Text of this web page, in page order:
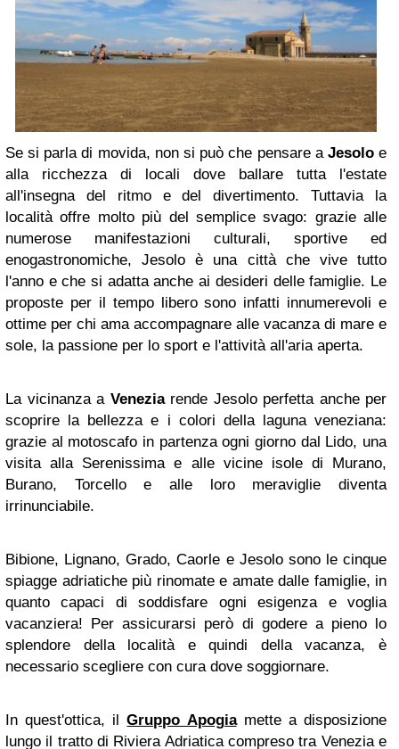
Se si parla di movida, non si può che pensare a Jesoloe
alla ricchezza di locali dove ballare tutta l'estate
all'insegna del ritmo e del divertimento. Tuttavia la
località offre molto più del semplice svago: grazie alle
numerose manifestazioni culturali, sportive ed
enogastronomiche, Jesolo è una città che vive tutto
l'anno e che si adatta anche ai desideri delle famiglie. Le
proposte per il tempo libero sono infatti innumerevoli e
ottime per chi ama accompagnare alle vacanza di mare e
sole, la passione per lo sport e l'attività all'aria aperta.
La vicinanza a Veneziarende Jesolo perfetta anche per
scoprire la bellezza e i colori della laguna veneziana:
grazie al motoscafo in partenza ogni giorno dal Lido, una
visita alla Serenissima e alle vicine isole di Murano,
Burano, Torcello e alle loro meraviglie diventa
irrinunciabile.
Bibione, Lignano, Grado, Caorle e Jesolo sono le cinque
spiagge adriatiche più rinomate e amate dalle famiglie, in
quanto capaci di soddisfare ogni esigenza e voglia
vacanziera! Per assicurarsi però di godere a pieno lo
splendore della località e quindi della vacanza, è
necessario scegliere con cura dove soggiornare.
In quest'ottica, ilGruppo Apogiamette a disposizione
lungo il tratto di Riviera Adriatica compreso tra Venezia e